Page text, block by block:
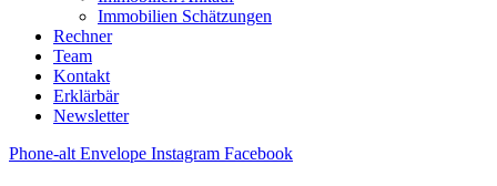
Immobilien Schätzungen
Rechner
Team
Kontakt
Erklärbär
Newsletter
Phone-alt Envelope Instagram Facebook